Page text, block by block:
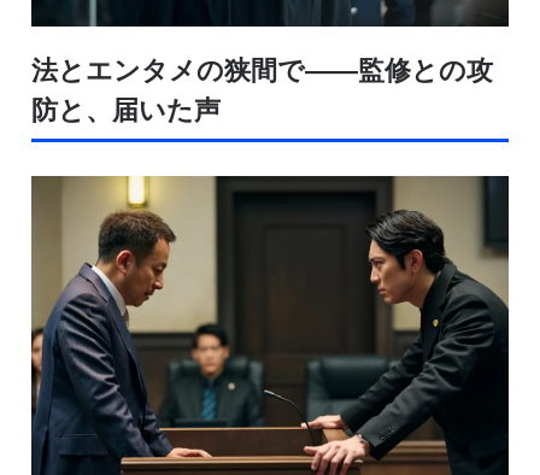
法とエンタメの狭間で――監修との攻
防と、届いた声